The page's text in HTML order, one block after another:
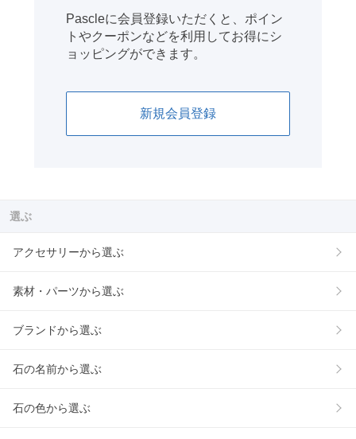
Pascleに会員登録いただくと、ポイン
トやクーポンなどを利用してお得にシ
ョッピングができます。
新規会員登録
選ぶ
アクセサリーから選ぶ
素材・パーツから選ぶ
ブランドから選ぶ
石の名前から選ぶ
石の色から選ぶ